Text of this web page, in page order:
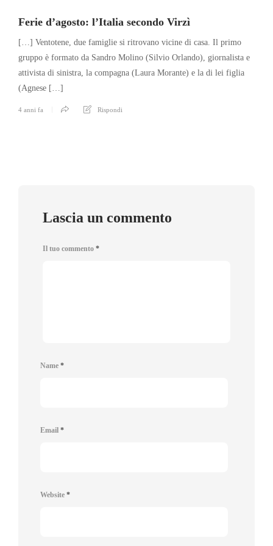
Ferie d’agosto: l’Italia secondo Virzì
[…] Ventotene, due famiglie si ritrovano vicine di casa. Il primo
gruppo è formato da Sandro Molino (Silvio Orlando), giornalista e
attivista di sinistra, la compagna (Laura Morante) e la di lei figlia
(Agnese […]
4 anni fa Rispondi
Lascia un commento
Il tuo commento *
Name *
Email *
Website *